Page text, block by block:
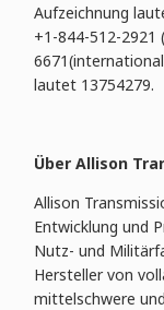
Aufzeichnung
+1-844-512-2921
lautet 13754279.
Über Allison
Allison
Entwicklung und
Nutz- und
Hersteller von
mittelschwere